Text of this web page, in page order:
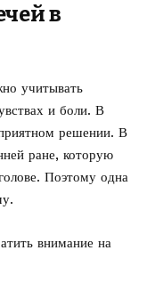
в
учитывать
и боли. В
решении. В
ране, которую
Поэтому одна
внимание на